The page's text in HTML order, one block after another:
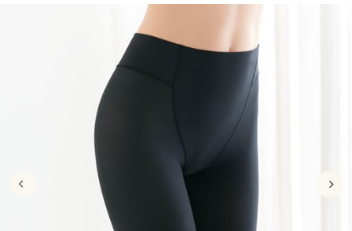
ジュニア・ティーンズ下着
キッチン・雑貨・日用品
寝具・インテリア・家具
寝具・インテリア・家具通販すべて
カーテン・ラグ・ファブリック
美容・健康通販すべて
美容・健康・サプリメント
制服・スクール
制服・スクールすべて
大きいサイズ
大きいサイズ通販すべて
ジュニア・ティーンズ下着
キッチン・雑貨・日用品
寝具・インテリア・家具通販すべて
カーテン・ラグ・ファブリック
美容・健康通販すべて
美容・健康・サプリメント
制服・スクールすべて
ジュニア・ティーンズ下着
大きいサイズ通販すべて
大きいサイズ レディース服